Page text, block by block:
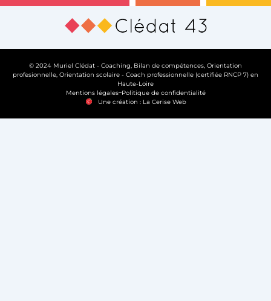
© 2024 Muriel Clédat - Coaching, Bilan de compétences, Orientation
profesionnelle, Orientation scolaire - Coach professionnelle (certifiée RNCP 7) en
Haute-Loire
Mentions légales Politique de confidentialité
Une création : La Cerise Web